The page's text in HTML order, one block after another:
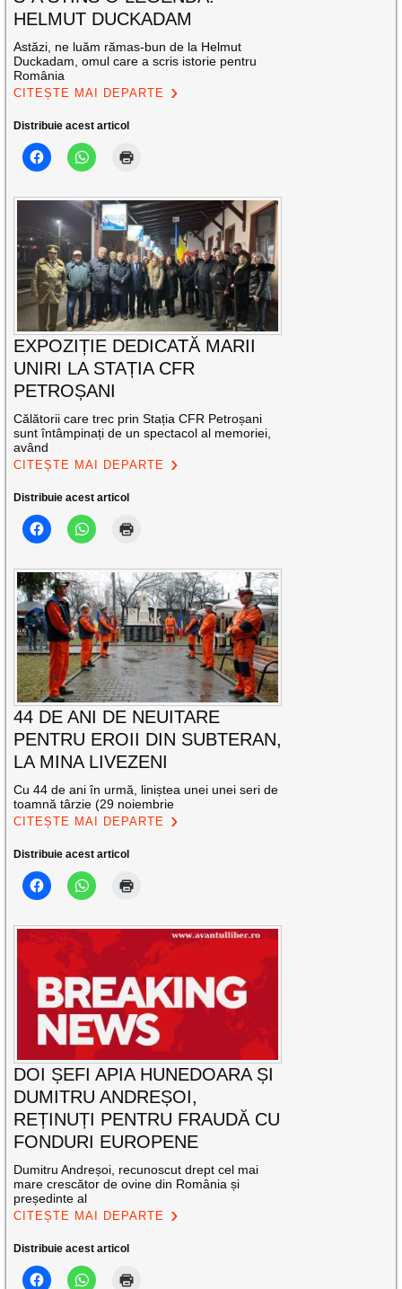
HELMUT DUCKADAM
Astăzi, ne luăm rămas-bun de la Helmut
Duckadam, omul care a scris istorie pentru
România
CITEȘTE MAI DEPARTE
Distribuie acest articol
EXPOZIȚIE DEDICATĂ MARII
UNIRI LA STAȚIA CFR
PETROȘANI
Călătorii care trec prin Stația CFR Petroșani
sunt întâmpinați de un spectacol al memoriei,
având
CITEȘTE MAI DEPARTE
Distribuie acest articol
44 DE ANI DE NEUITARE
PENTRU EROII DIN SUBTERAN,
LA MINA LIVEZENI
Cu 44 de ani în urmă, liniștea unei unei seri de
toamnă târzie (29 noiembrie
CITEȘTE MAI DEPARTE
Distribuie acest articol
DOI ȘEFI APIA HUNEDOARA ȘI
DUMITRU ANDREȘOI,
REȚINUȚI PENTRU FRAUDĂ CU
FONDURI EUROPENE
Dumitru Andreșoi, recunoscut drept cel mai
mare crescător de ovine din România și
președinte al
CITEȘTE MAI DEPARTE
Distribuie acest articol